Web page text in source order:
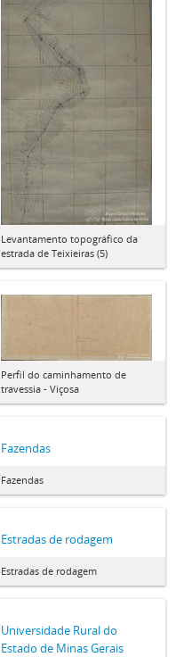
Levantamento topográfico da
estrada de Teixieiras (5)
Perfil do caminhamento de
travessia - Viçosa
Fazendas
Fazendas
Estradas de rodagem
Estradas de rodagem
Universidade Rural do
Estado de Minas Gerais